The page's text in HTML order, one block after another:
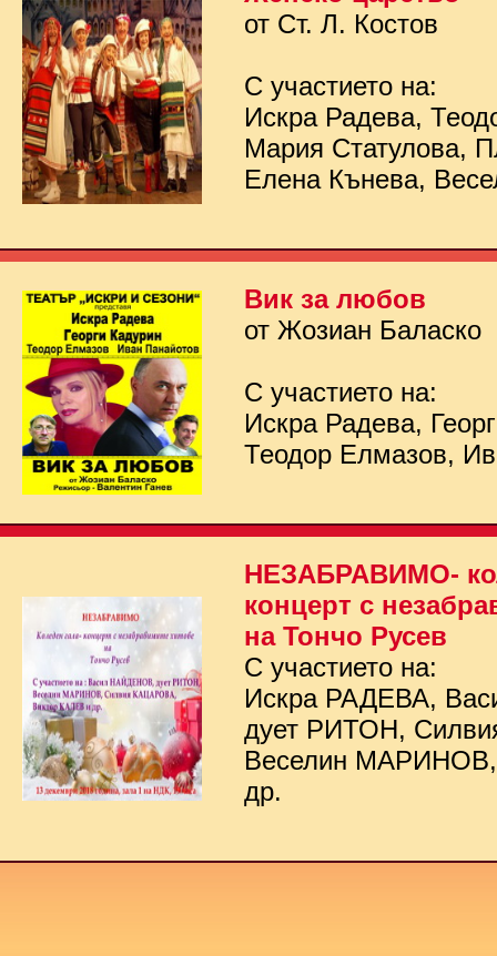
от Ст. Л. Костов
С участието на:
Искра Радева,
Мария Статулова,
Елена Кънева,
Вик за любов
от Жозиан Баласко
С участието на:
Искра Радева,
Теодор Елмазов,
НЕЗАБРАВИМО-
концерт с
на Тончо Русев
С участието на:
Искра РАДЕВА,
дует РИТОН,
Веселин
др.